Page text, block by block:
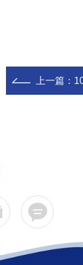
上一篇：